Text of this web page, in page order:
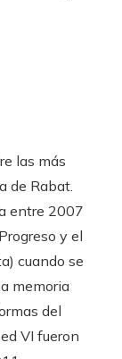
las más
de Rabat.
entre 2007
y el
cuando se
memoria
del
VI fueron